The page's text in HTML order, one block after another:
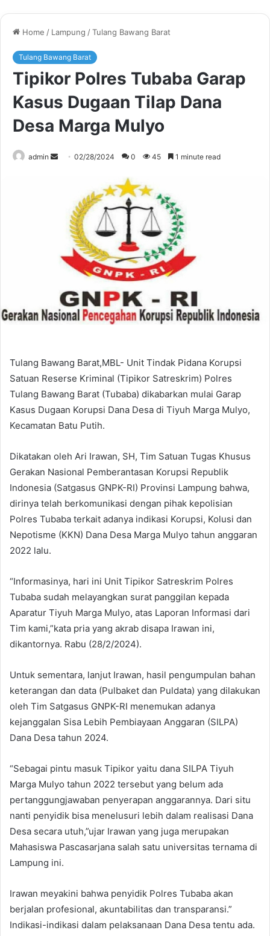
Home / Lampung /Tulang Bawang Barat
Tulang Bawang Barat
Tipikor Polres Tubaba Garap
Kasus Dugaan Tilap Dana
Desa Marga Mulyo
admin
Send02/28/2024 0 45 1 minute read
Tulang Bawang Barat,MBL- Unit Tindak Pidana Korupsi
Satuan Reserse Kriminal (Tipikor Satreskrim) Polres
Tulang Bawang Barat (Tubaba) dikabarkan mulai Garap
Kasus Dugaan Korupsi Dana Desa di Tiyuh Marga Mulyo,
Kecamatan Batu Putih.
Dikatakan oleh Ari Irawan, SH, Tim Satuan Tugas Khusus
Gerakan Nasional Pemberantasan Korupsi Republik
Indonesia (Satgasus GNPK-RI) Provinsi Lampung bahwa,
dirinya telah berkomunikasi dengan pihak kepolisian
Polres Tubaba terkait adanya indikasi Korupsi, Kolusi dan
Nepotisme (KKN) Dana Desa Marga Mulyo tahun anggaran
2022 lalu.
“Informasinya, hari ini Unit Tipikor Satreskrim Polres
Tubaba sudah melayangkan surat panggilan kepada
Aparatur Tiyuh Marga Mulyo, atas Laporan Informasi dari
Tim kami,”kata pria yang akrab disapa Irawan ini,
dikantornya. Rabu (28/2/2024).
Untuk sementara, lanjut Irawan, hasil pengumpulan bahan
keterangan dan data (Pulbaket dan Puldata) yang dilakukan
oleh Tim Satgasus GNPK-RI menemukan adanya
kejanggalan Sisa Lebih Pembiayaan Anggaran (SILPA)
Dana Desa tahun 2024.
“Sebagai pintu masuk Tipikor yaitu dana SILPA Tiyuh
Marga Mulyo tahun 2022 tersebut yang belum ada
pertanggungjawaban penyerapan anggarannya. Dari situ
nanti penyidik bisa menelusuri lebih dalam realisasi Dana
Desa secara utuh,”ujar Irawan yang juga merupakan
Mahasiswa Pascasarjana salah satu universitas ternama di
Lampung ini.
Irawan meyakini bahwa penyidik Polres Tubaba akan
berjalan profesional, akuntabilitas dan transparansi.”
Indikasi-indikasi dalam pelaksanaan Dana Desa tentu ada.